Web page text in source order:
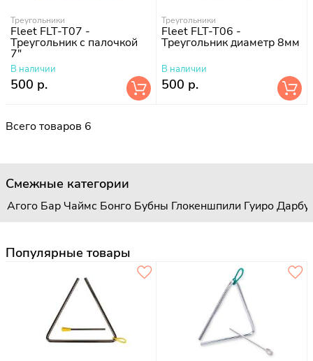
Треугольники
Fleet FLT-T07 -
Треугольник с палочкой
7"
В наличии
500 р.
Треугольники
Fleet FLT-T06 -
Треугольник диаметр 8мм
В наличии
500 р.
Всего товаров 6
Смежные категории
Агого Бар Чаймс Бонго Бубны Глокеншпили Гуиро
Популярные товары